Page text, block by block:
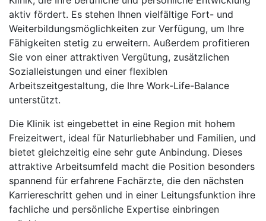
aktiv fördert. Es stehen Ihnen vielfältige Fort- und
Weiterbildungsmöglichkeiten zur Verfügung, um Ihre
Fähigkeiten stetig zu erweitern. Außerdem profitieren
Sie von einer attraktiven Vergütung, zusätzlichen
Sozialleistungen und einer flexiblen
Arbeitszeitgestaltung, die Ihre Work-Life-Balance
unterstützt.
Die Klinik ist eingebettet in eine Region mit hohem
Freizeitwert, ideal für Naturliebhaber und Familien, und
bietet gleichzeitig eine sehr gute Anbindung. Dieses
attraktive Arbeitsumfeld macht die Position besonders
spannend für erfahrene Fachärzte, die den nächsten
Karriereschritt gehen und in einer Leitungsfunktion ihre
fachliche und persönliche Expertise einbringen